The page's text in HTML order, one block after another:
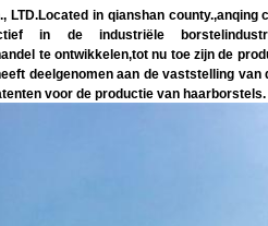
LTD.Located in qianshan
in de industriële
te ontwikkelen,tot nu toe zijn de
deelgenomen aan de vaststelling
voor de productie van haarborstels.